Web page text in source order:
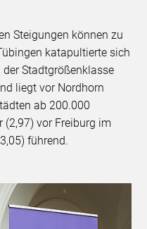
Steigungen können zu
katapultierte sich
Stadtgrößenklasse
liegt vor Nordhorn
ab 200.000
(2,97) vor Freiburg im
führend.